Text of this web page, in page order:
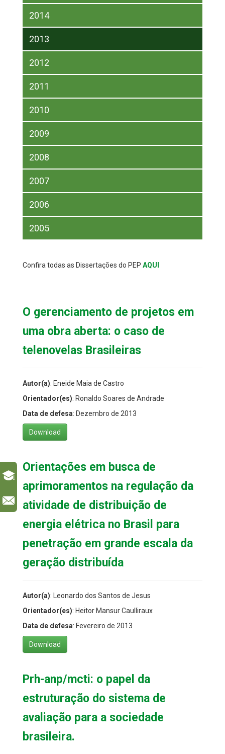
2014
2013
2012
2011
2010
2009
2008
2007
2006
2005
Confira todas as Dissertações do PEP AQUI
O gerenciamento de projetos em
uma obra aberta: o caso de
telenovelas Brasileiras
Autor(a): Eneide Maia de Castro
Orientador(es): Ronaldo Soares de Andrade
Data de defesa: Dezembro de 2013
Download
Orientações em busca de
aprimoramentos na regulação da
atividade de distribuição de
energia elétrica no Brasil para
penetração em grande escala da
geração distribuída
Autor(a): Leonardo dos Santos de Jesus
Orientador(es): Heitor Mansur Caulliraux
Data de defesa: Fevereiro de 2013
Download
Prh-anp/mcti: o papel da
estruturação do sistema de
avaliação para a sociedade
brasileira.